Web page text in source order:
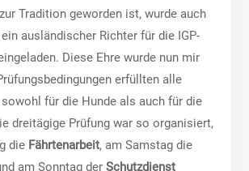
Tradition geworden ist, wurde auch
ausländischer Richter für die IGP-
Diese Ehre wurde nun mir
erfüllten alle
für die Hunde als auch für die
dreitägige Prüfung war so organisiert,
die Fährtenarbeit, am Samstag die
am Sonntag derSchutzdienst